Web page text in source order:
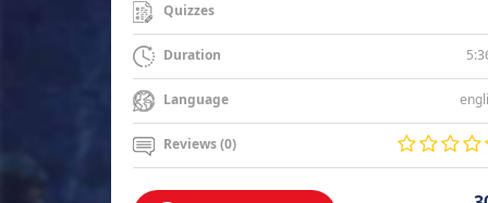
Quizzes
Duration
Language
Reviews (0)